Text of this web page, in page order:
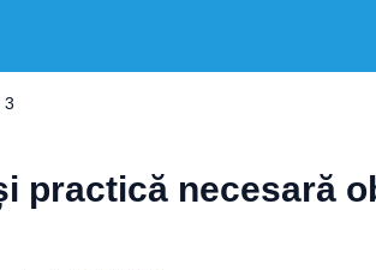
3
practică necesară